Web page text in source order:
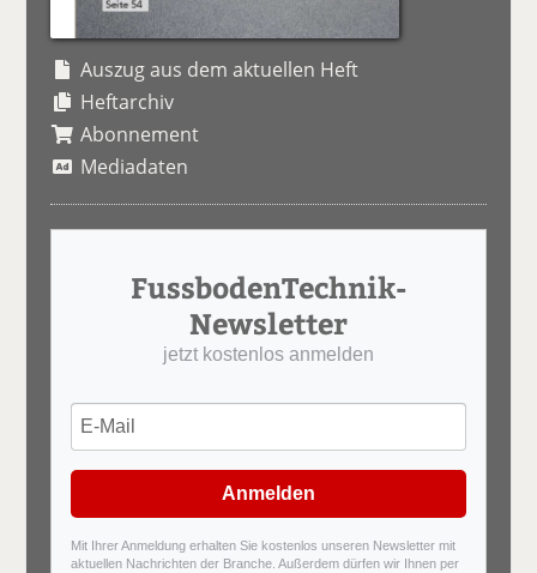
Auszug aus dem aktuellen Heft
Heftarchiv
Abonnement
Mediadaten
FussbodenTechnik-
Newsletter
jetzt kostenlos anmelden
Anmelden
Mit Ihrer Anmeldung erhalten Sie kostenlos unseren Newsletter mit
aktuellen Nachrichten der Branche. Außerdem dürfen wir Ihnen per